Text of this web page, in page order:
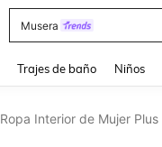
Musera
Trajes de baño Niños
Ropa Interior de Mujer Plus